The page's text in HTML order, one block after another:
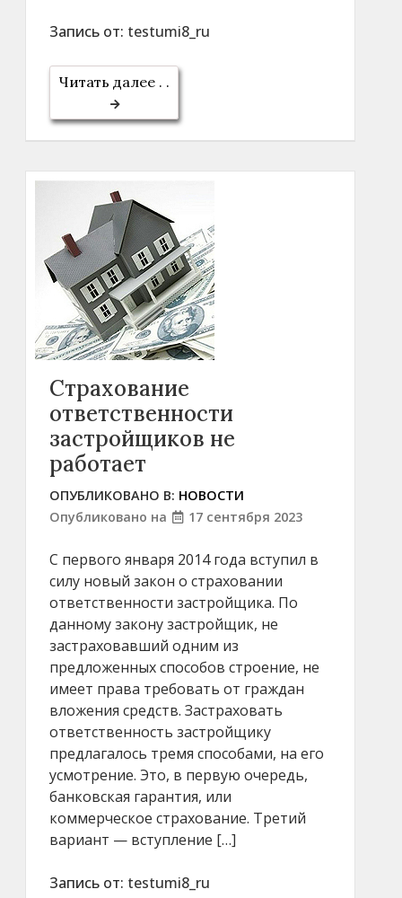
Запись от: testumi8_ru
Читать далее . .
Страхование
ответственности
застройщиков не
работает
ОПУБЛИКОВАНО В: НОВОСТИ
Опубликовано на
17 сентября 2023
С первого января 2014 года вступил в
силу новый закон о страховании
ответственности застройщика. По
данному закону застройщик, не
застраховавший одним из
предложенных способов строение, не
имеет права требовать от граждан
вложения средств. Застраховать
ответственность застройщику
предлагалось тремя способами, на его
усмотрение. Это, в первую очередь,
банковская гарантия, или
коммерческое страхование. Третий
вариант — вступление […]
Запись от: testumi8_ru